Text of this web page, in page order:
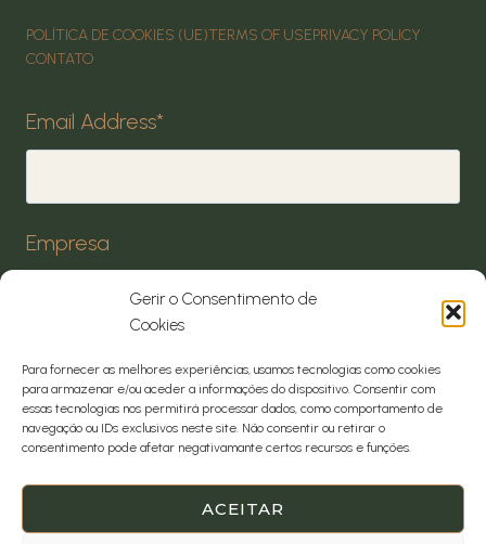
Gerir o Consentimento de
Cookies
Para fornecer as melhores experiências, usamos tecnologias como cookies
para armazenar e/ou aceder a informações do dispositivo. Consentir com
essas tecnologias nos permitirá processar dados, como comportamento de
navegação ou IDs exclusivos neste site. Não consentir ou retirar o
consentimento pode afetar negativamante certos recursos e funções.
ACEITAR
POLÍTICA DE COOKIES (UE)TERMS OF USEPRIVACY POLICY
CONTATO
Email Address*
Empresa
* = required field